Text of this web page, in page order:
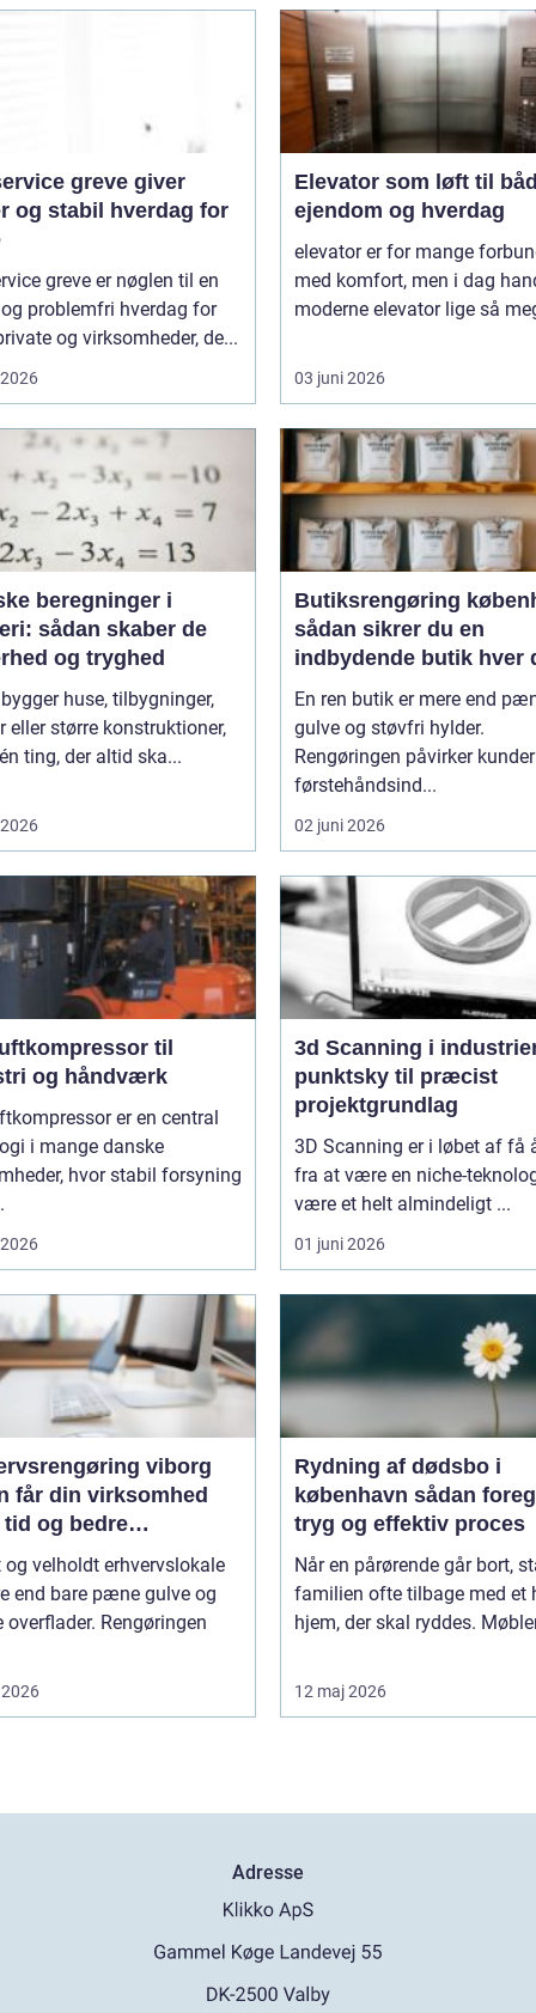
greve giver
og stabil hverdag for
greve er nøglen til en
problemfri hverdag for
og virksomheder, de...
Elevator som løft til
ejendom og hverdag
elevator er for mange
med komfort, men i dag
moderne elevator lige så
03 juni 2026
beregninger i
sådan skaber de
og tryghed
huse, tilbygninger,
eller større konstruktioner,
ting, der altid ska...
Butiksrengøring
sådan sikrer du en
indbydende butik hver
En ren butik er mere end
gulve og støvfri hylder.
Rengøringen påvirker
førstehåndsind...
02 juni 2026
til
og håndværk
er en central
i mange danske
hvor stabil forsyning
3d Scanning i
punktsky til præcist
projektgrundlag
3D Scanning er i løbet af få
fra at være en niche-
være et helt almindeligt ...
01 juni 2026
viborg
får din virksomhed
tid og bedre
og velholdt erhvervslokale
end bare pæne gulve og
overflader. Rengøringen
Rydning af dødsbo i
københavn sådan foregår en
tryg og effektiv proces
Når en pårørende går bort,
familien ofte tilbage med et
hjem, der skal ryddes.
12 maj 2026
Adresse